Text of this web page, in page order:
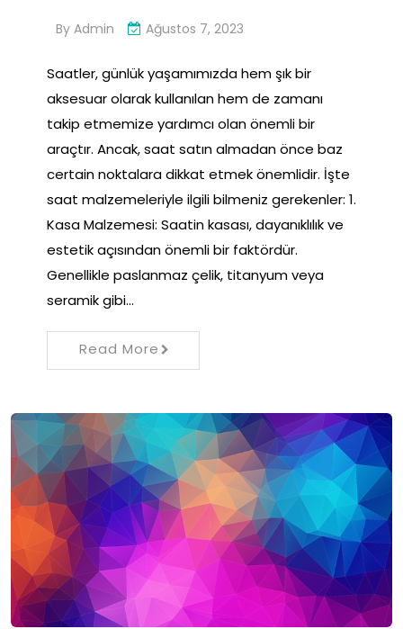
By Admin Ağustos 7, 2023
Saatler, günlük yaşamımızda hem şık bir
aksesuar olarak kullanılan hem de zamanı
takip etmemize yardımcı olan önemli bir
araçtır. Ancak, saat satın almadan önce baz
certain noktalara dikkat etmek önemlidir. İşte
saat malzemeleriyle ilgili bilmeniz gerekenler: 1.
Kasa Malzemesi: Saatin kasası, dayanıklılık ve
estetik açısından önemli bir faktördür.
Genellikle paslanmaz çelik, titanyum veya
seramik gibi…
Read More